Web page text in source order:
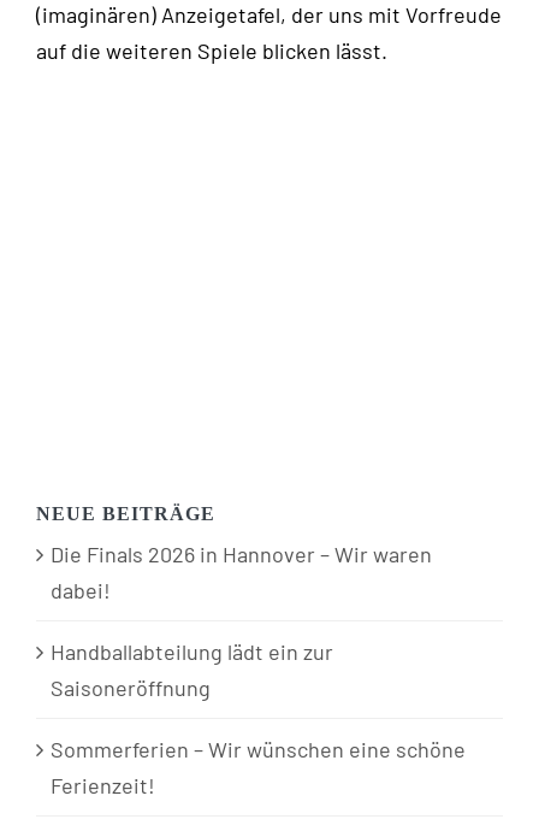
(imaginären) Anzeigetafel, der uns mit Vorfreude
auf die weiteren Spiele blicken lässt.
NEUE BEITRÄGE
Die Finals 2026 in Hannover – Wir waren
dabei!
Handballabteilung lädt ein zur
Saisoneröffnung
Sommerferien – Wir wünschen eine schöne
Ferienzeit!